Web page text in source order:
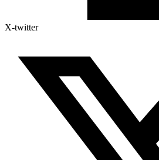
X-twitter